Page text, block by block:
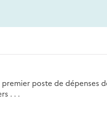
poste de dépenses
. . .